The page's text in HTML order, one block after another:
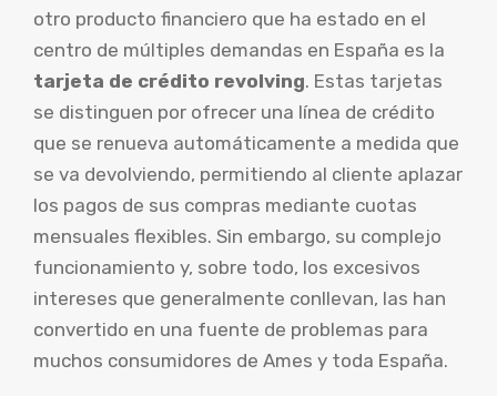
otro producto financiero que ha estado en el
centro de múltiples demandas en España es la
tarjeta de crédito revolving. Estas tarjetas
se distinguen por ofrecer una línea de crédito
que se renueva automáticamente a medida que
se va devolviendo, permitiendo al cliente aplazar
los pagos de sus compras mediante cuotas
mensuales flexibles. Sin embargo, su complejo
funcionamiento y, sobre todo, los excesivos
intereses que generalmente conllevan, las han
convertido en una fuente de problemas para
muchos consumidores de Ames y toda España.